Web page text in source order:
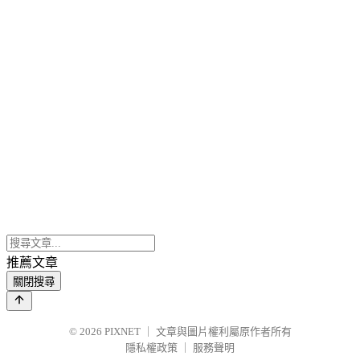
推薦文章
關閉搜尋
© 2026 PIXNET
文章與圖片權利屬原作者所有
隱私權政策
服務聲明